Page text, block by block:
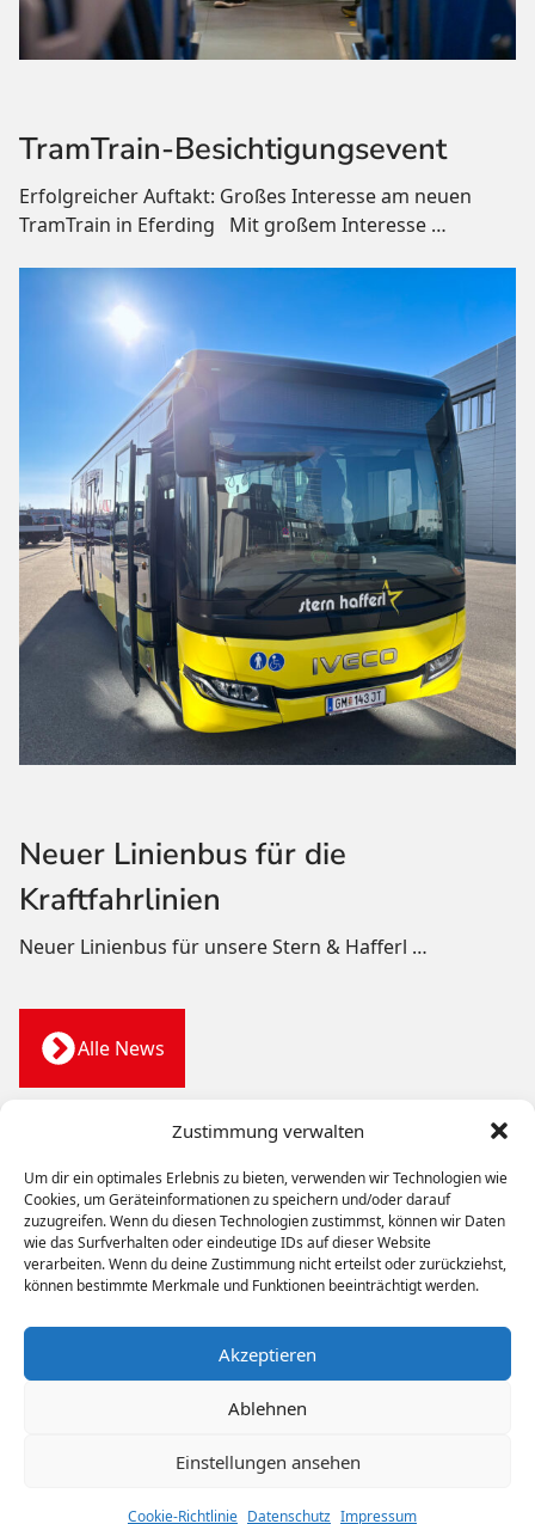
Zustimmung verwalten
Um dir ein optimales Erlebnis zu bieten, verwenden wir Technologien wie
Cookies, um Geräteinformationen zu speichern und/oder darauf
zuzugreifen. Wenn du diesen Technologien zustimmst, können wir Daten
wie das Surfverhalten oder eindeutige IDs auf dieser Website
verarbeiten. Wenn du deine Zustimmung nicht erteilst oder zurückziehst,
können bestimmte Merkmale und Funktionen beeinträchtigt werden.
Akzeptieren
Ablehnen
Einstellungen ansehen
Cookie-Richtlinie Datenschutz Impressum
TramTrain-Besichtigungsevent
Erfolgreicher Auftakt: Großes Interesse am neuen
TramTrain in Eferding Mit großem Interesse …
Neuer Linienbus für die
Kraftfahrlinien
Neuer Linienbus für unsere Stern & Hafferl …
Alle News
WIR BEWEGENMENSCHEN
BahnBusWerkstättenUnternehmenKarriere
Kontakt
Copyright © 2026 Stern & Hafferl Verkehrsgesellschaft
m.b.H.
Medienservice|Datenschutz|Impressum